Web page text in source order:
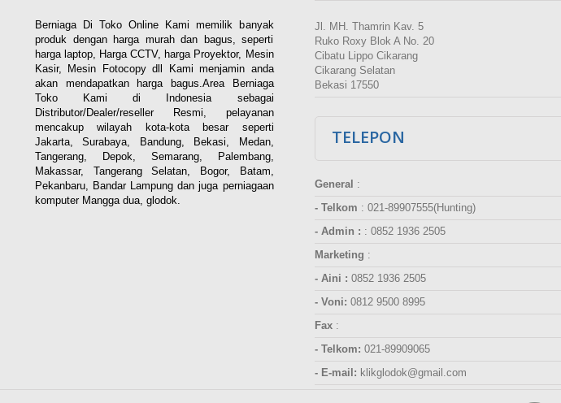
Berniaga Di Toko Online Kami memilik banyak
produk dengan harga murah dan bagus, seperti
harga laptop, Harga CCTV, harga Proyektor, Mesin
Kasir, Mesin Fotocopy dll Kami menjamin anda
akan mendapatkan harga bagus.Area Berniaga
Toko Kami di Indonesia sebagai
Distributor/Dealer/reseller Resmi, pelayanan
mencakup wilayah kota-kota besar seperti
Jakarta, Surabaya, Bandung, Bekasi, Medan,
Tangerang, Depok, Semarang, Palembang,
Makassar, Tangerang Selatan, Bogor, Batam,
Pekanbaru, Bandar Lampung dan juga perniagaan
komputer Mangga dua, glodok.
Jl. MH. Thamrin Kav. 5
Ruko Roxy Blok A No. 20
Cibatu Lippo Cikarang
Cikarang Selatan
Bekasi 17550
TELEPON
General :
- Telkom : 021-89907555(Hunting)
- Admin : : 0852 1936 2505
Marketing :
- Aini : 0852 1936 2505
- Voni: 0812 9500 8995
Fax:
- Telkom: 021-89909065
- E-mail: klikglodok@gmail.com